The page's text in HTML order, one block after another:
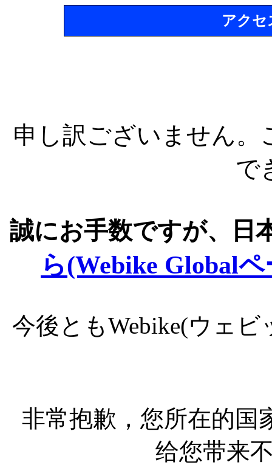
アクセ
申し訳ございません
で
誠にお手数ですが、日
ら(Webike Global
今後ともWebike(ウェ
非常抱歉，您所在的国
给您带来